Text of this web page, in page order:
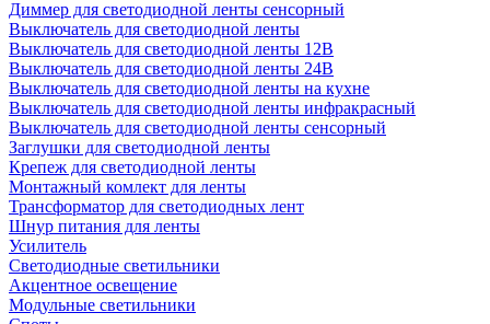
Диммер для светодиодной ленты сенсорный
Выключатель для светодиодной ленты
Выключатель для светодиодной ленты 12В
Выключатель для светодиодной ленты 24В
Выключатель для светодиодной ленты на кухне
Выключатель для светодиодной ленты инфракрасный
Выключатель для светодиодной ленты сенсорный
Заглушки для светодиодной ленты
Крепеж для светодиодной ленты
Монтажный комлект для ленты
Трансформатор для светодиодных лент
Шнур питания для ленты
Усилитель
Светодиодные светильники
Акцентное освещение
Модульные светильники